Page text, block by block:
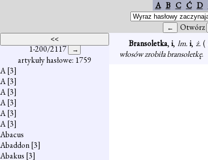
A B C Ć D
Otwórz
1-200/2117
artykuły hasłowe: 1759
A[3]
A[3]
A[3]
A[3]
A[3]
A[3]
Abacus
Abaddon[3]
Abakus [3]
Bransoletka,i, lm.i, ż.(
włosów zrobiła bransoletkę.